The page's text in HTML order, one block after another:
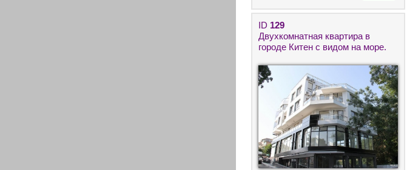
ID 129
Двухкомнатная квартира в
городе Китен с видом на море.